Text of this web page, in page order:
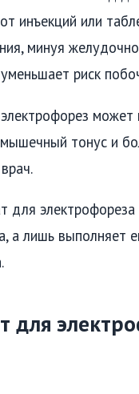
инъекций или
минуя
риск
тонус и
для
а лишь выполняет
для